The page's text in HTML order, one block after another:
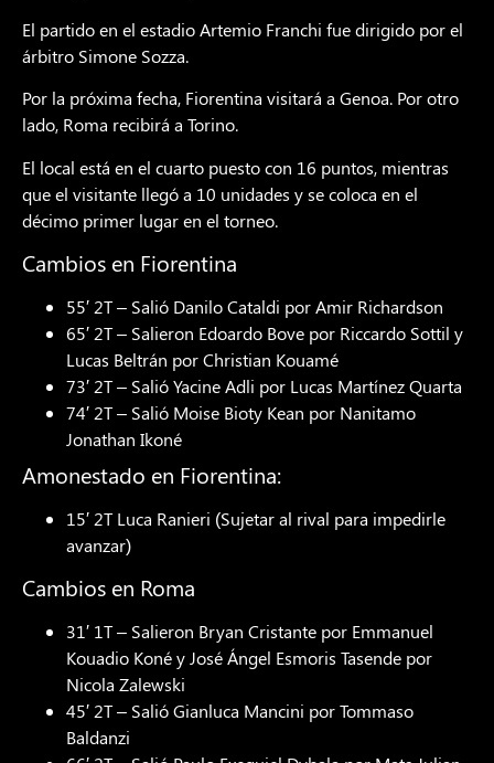
El partido en el estadio Artemio Franchi fue dirigido por el
árbitro Simone Sozza.
Por la próxima fecha, Fiorentina visitará a Genoa. Por otro
lado, Roma recibirá a Torino.
El local está en el cuarto puesto con 16 puntos, mientras
que el visitante llegó a 10 unidades y se coloca en el
décimo primer lugar en el torneo.
Cambios en Fiorentina
55′ 2T – Salió Danilo Cataldi por Amir Richardson
65′ 2T – Salieron Edoardo Bove por Riccardo Sottil y
Lucas Beltrán por Christian Kouamé
73′ 2T – Salió Yacine Adli por Lucas Martínez Quarta
74′ 2T – Salió Moise Bioty Kean por Nanitamo
Jonathan Ikoné
Amonestado en Fiorentina:
15′ 2T Luca Ranieri (Sujetar al rival para impedirle
avanzar)
Cambios en Roma
31′ 1T – Salieron Bryan Cristante por Emmanuel
Kouadio Koné y José Ángel Esmoris Tasende por
Nicola Zalewski
45′ 2T – Salió Gianluca Mancini por Tommaso
Baldanzi